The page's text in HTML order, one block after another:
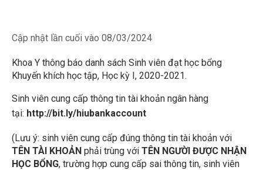
Cập nhật lần cuối vào 08/03/2024
Khoa Y thông báo danh sách Sinh viên đạt học bổng
Khuyến khích học tập, Học kỳ I, 2020-2021.
Sinh viên cung cấp thông tin tài khoản ngân hàng
tại: http://bit.ly/hiubankaccount
(Lưu ý: sinh viên cung cấp đúng thông tin tài khoản với
TÊN TÀI KHOẢN phải trùng với TÊN NGƯỜI ĐƯỢC NHẬN
HỌC BỔNG, trường hợp cung cấp sai thông tin, sinh viên